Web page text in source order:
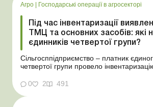
Агро | Господарські операції в агросекторі
Під час інвентаризації
ТМЦ та основних засобів: які
єдинників четвертої групи?
Сільгосппідприємство – платник
четвертої групи провело
товарів, продукції власного
основних засобів (далі – ОЗ). Як
надлишки при їх оприбуткуванні на
0 2 491